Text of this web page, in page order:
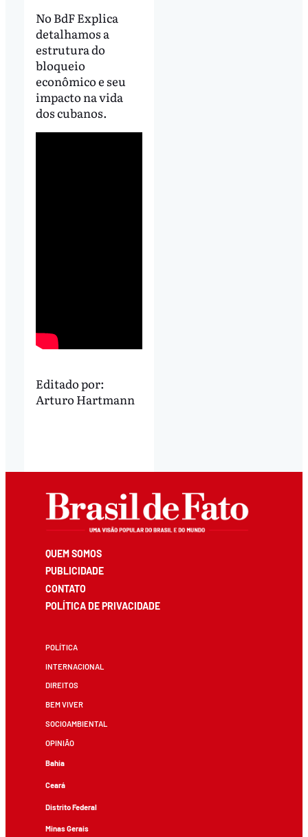
No BdF Explica
detalhamos a
estrutura do
bloqueio
econômico e seu
impacto na vida
dos cubanos.
Editado por:
Arturo Hartmann
QUEM SOMOS
PUBLICIDADE
CONTATO
POLÍTICA DE PRIVACIDADE
POLÍTICA
INTERNACIONAL
DIREITOS
BEM VIVER
SOCIOAMBIENTAL
OPINIÃO
Bahia
Ceará
Distrito Federal
Minas Gerais